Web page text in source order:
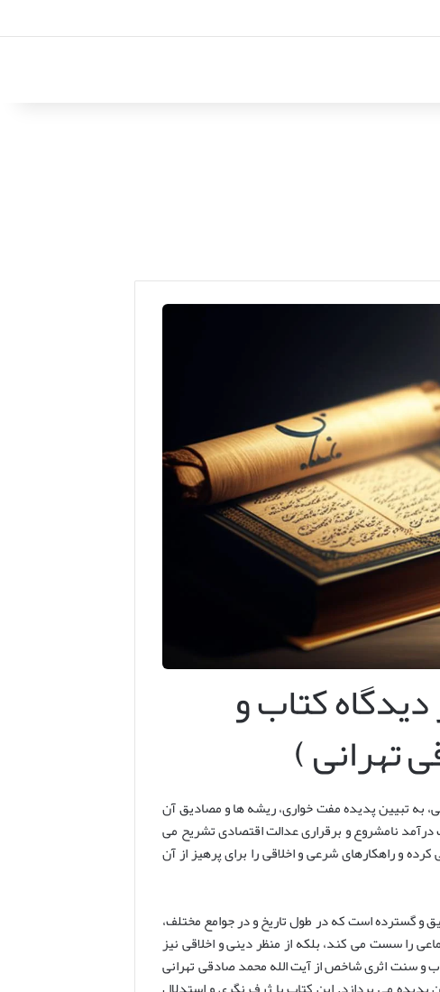
کتاب و
تهرانی )
به تبیین پدیده مفت خواری، ریشه ها و مصادیق آن
درآمد نامشروع و برقراری عدالت اقتصادی تشریح می
و راهکارهای شرعی و اخلاقی را برای پرهیز از آن
و گسترده است که در طول تاریخ و در جوامع مختلف،
را سست می کند، بلکه از منظر دینی و اخلاقی نیز
و سنت اثری شاخص از آیت الله محمد صادقی تهرانی